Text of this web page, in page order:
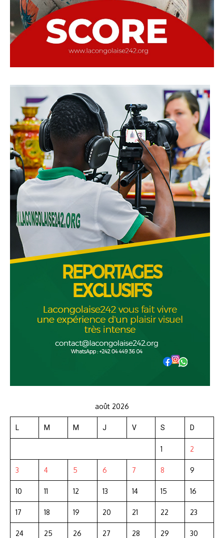
août 2026
L M M J V S D
1 2
3 4 5 6 7 8 9
10 11 12 13 14 15 16
17 18 19 20 21 22 23
24 25 26 27 28 29 30